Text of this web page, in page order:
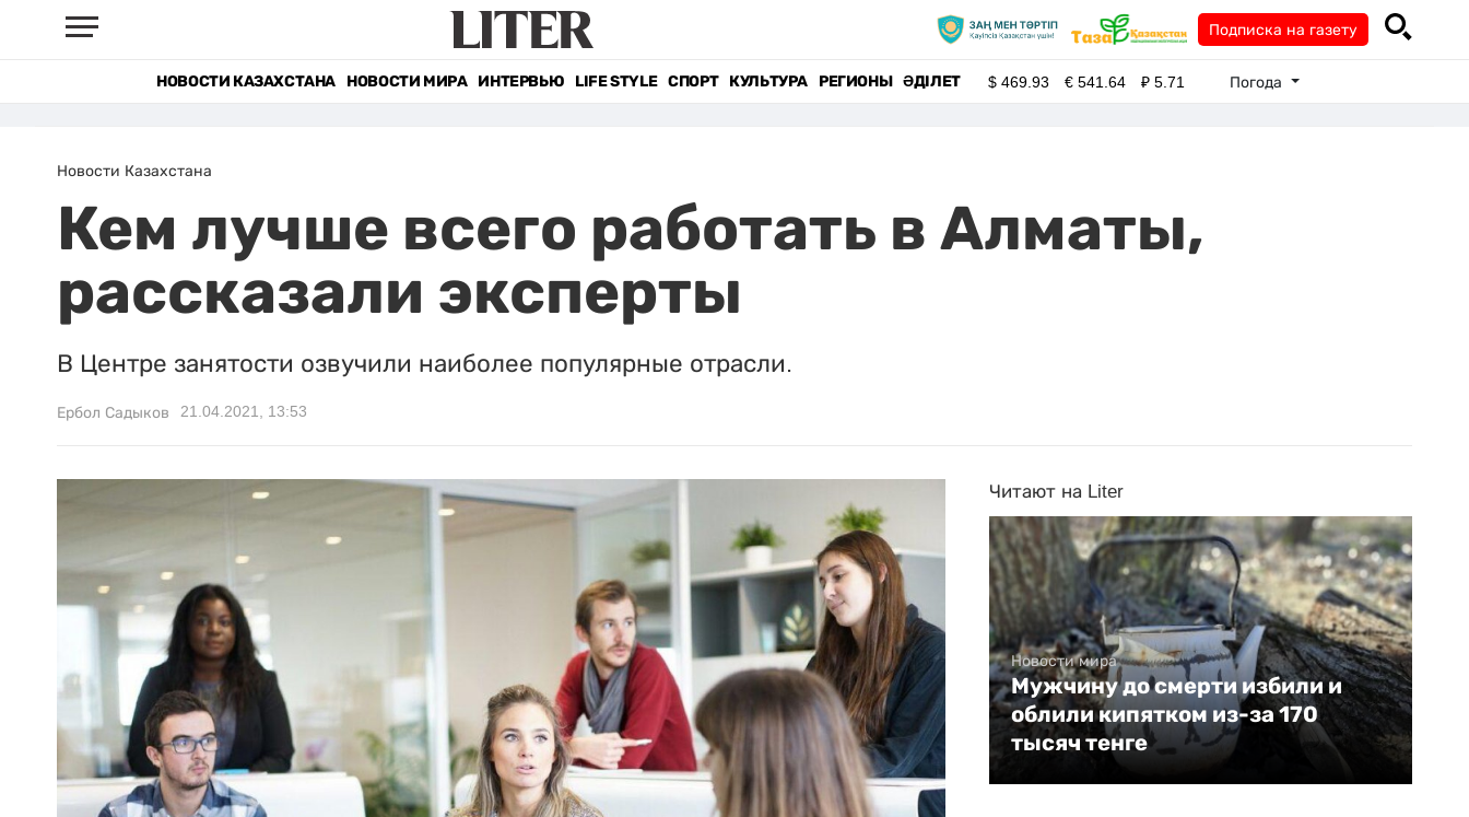
Подписка на газету
НОВОСТИ КАЗАХСТАНА НОВОСТИ МИРА ИНТЕРВЬЮ LIFE STYLE СПОРТ КУЛЬТУРА РЕГИОНЫ ӘДІЛЕТ $469.93 €541.64 ₽5.71 Погода
Новости Казахстана
Кем лучше всего работать в Алматы,
рассказали эксперты
В Центре занятости озвучили наиболее популярные отрасли.
Ербол Садыков 21.04.2021, 13:53
Читают на Liter
Новости мира
Мужчину до смерти избили и
облили кипятком из-за 170
тысяч тенге